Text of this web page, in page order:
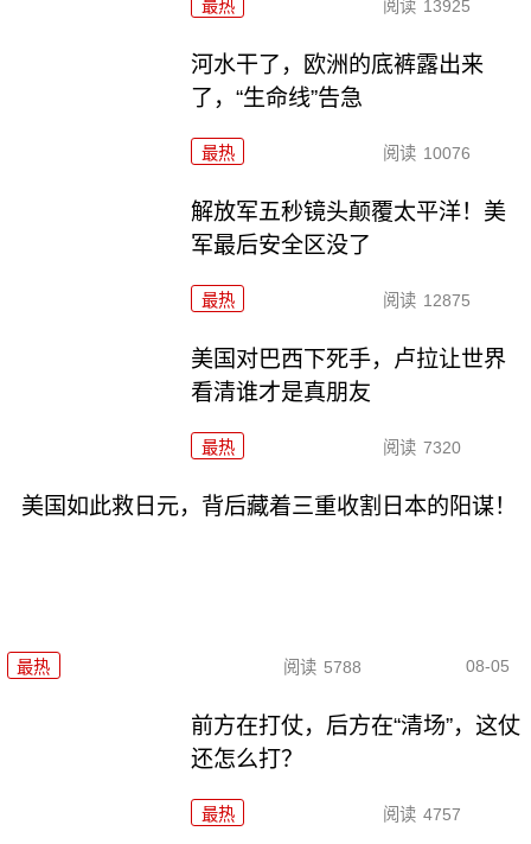
最热 阅读 13925
河水干了，欧洲的底裤露出来
了，“生命线”告急
最热 阅读 10076
解放军五秒镜头颠覆太平洋！美
军最后安全区没了
最热 阅读 12875
美国对巴西下死手，卢拉让世界
看清谁才是真朋友
最热 阅读 7320
美国如此救日元，背后藏着三重收割日本的阳谋！
最热 阅读 5788 08-05
前方在打仗，后方在“清场”，这仗
还怎么打？
最热 阅读 4757